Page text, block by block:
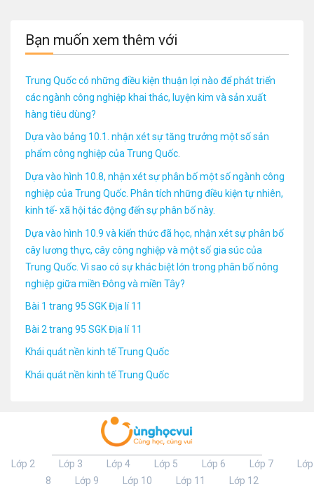
Bạn muốn xem thêm với
Trung Quốc có những điều kiện thuận lợi nào để phát triển
các ngành công nghiệp khai thác, luyện kim và sản xuất
hàng tiêu dùng?
Dựa vào bảng 10.1. nhận xét sự tăng trưởng một số sản
phẩm công nghiệp của Trung Quốc.
Dựa vào hình 10.8, nhận xét sự phân bố một số ngành công
nghiệp của Trung Quốc. Phân tích những điều kiện tự nhiên,
kinh tế- xã hội tác động đến sự phân bố này.
Dựa vào hình 10.9 và kiến thức đã học, nhận xét sự phân bố
cây lương thực, cây công nghiệp và một số gia súc của
Trung Quốc. Vì sao có sự khác biệt lớn trong phân bố nông
nghiệp giữa miền Đông và miền Tây?
Bài 1 trang 95 SGK Địa lí 11
Bài 2 trang 95 SGK Địa lí 11
Khái quát nền kinh tế Trung Quốc
Khái quát nền kinh tế Trung Quốc
Lớp 2 Lớp 3 Lớp 4 Lớp 5 Lớp 6 Lớp 7
Lớp
8
Lớp 9 Lớp 10 Lớp 11 Lớp 12